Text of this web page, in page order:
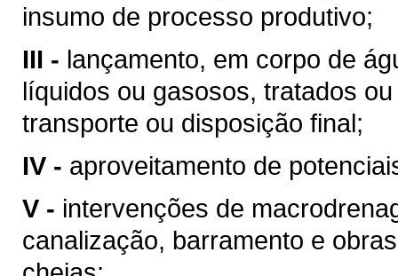
insumo de processo produtivo;
III - lançamento, em corpo de
líquidos ou gasosos, tratados
transporte ou disposição final;
IV - aproveitamento de
V - intervenções de
canalização, barramento e